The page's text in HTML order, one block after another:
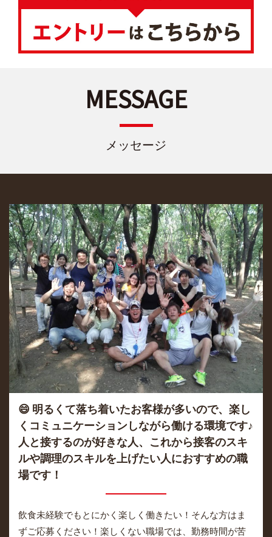
MESSAGE
メッセージ
😄 明るくて落ち着いたお客様が多いので、楽し
くコミュニケーションしながら働ける環境です♪
人と接するのが好きな人、これから接客のスキ
ルや調理のスキルを上げたい人におすすめの職
場です！
飲食未経験でもとにかく楽しく働きたい！そんな方はま
ずご応募ください！楽しくない職場では、勤務時間が苦